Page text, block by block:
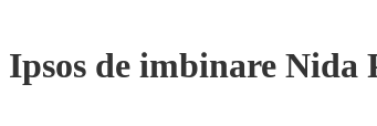
Ipsos de imbinare Nida